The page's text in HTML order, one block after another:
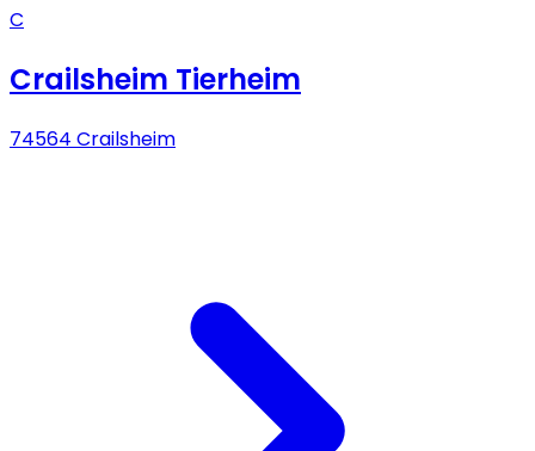
C
Crailsheim Tierheim
74564 Crailsheim